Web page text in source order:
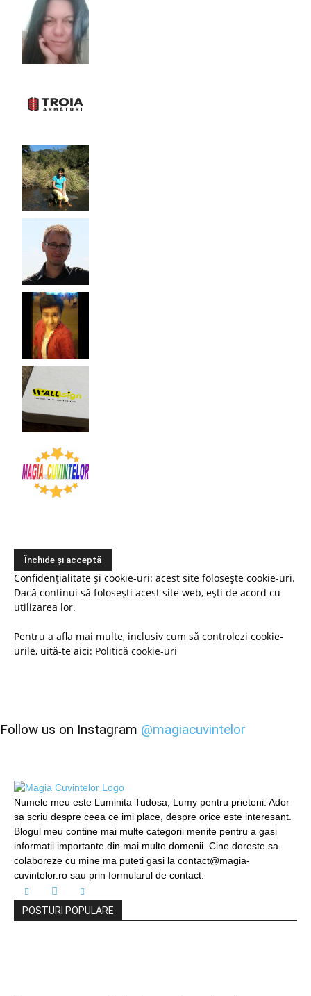
Confidențialitate și cookie-uri: acest site folosește cookie-uri.
Dacă continui să folosești acest site web, ești de acord cu
utilizarea lor.
Pentru a afla mai multe, inclusiv cum să controlezi cookie-
urile, uită-te aici: Politică cookie-uri
Follow us on Instagram @magiacuvintelor
Numele meu este Luminita Tudosa, Lumy pentru prieteni. Ador
sa scriu despre ceea ce imi place, despre orice este interesant.
Blogul meu contine mai multe categorii menite pentru a gasi
informatii importante din mai multe domenii. Cine doreste sa
colaboreze cu mine ma puteti gasi la contact@magia-
cuvintelor.ro sau prin formularul de contact.
POSTURI POPULARE